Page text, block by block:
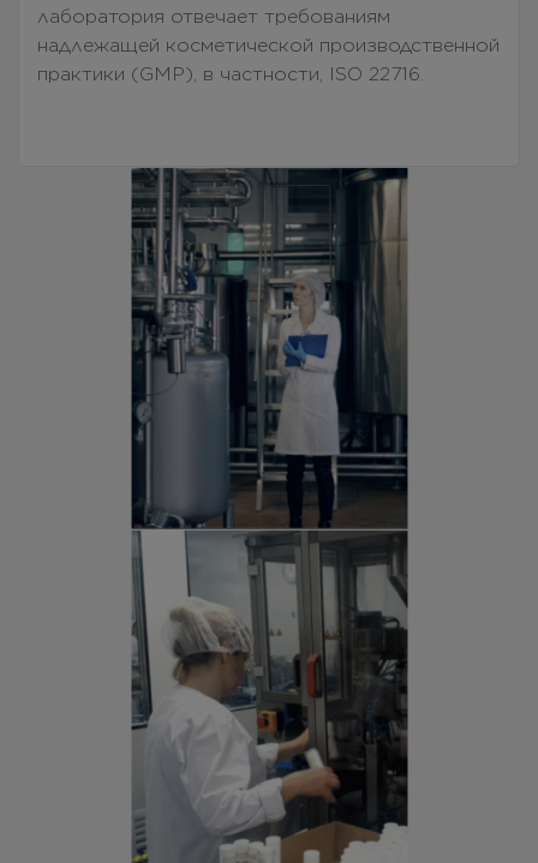
лаборатория отвечает требованиям
надлежащей косметической производственной
практики (GMP), в частности, ISO 22716.